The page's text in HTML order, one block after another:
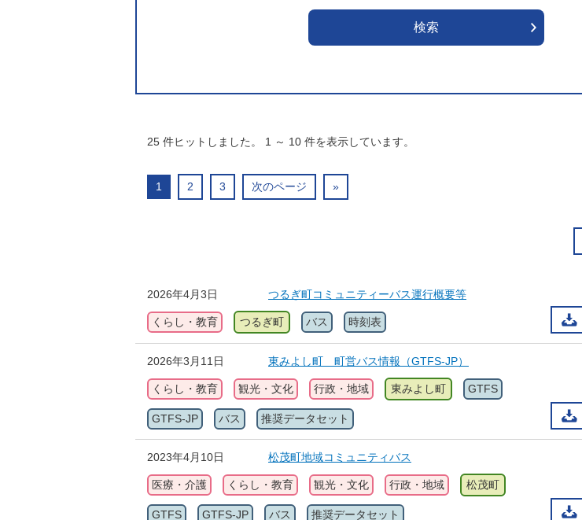
25 件ヒットしました。 1 ～ 10 件を表示しています。
1 2 3 次のページ »
2026年4月3日
つるぎ町コミュニティーバス運行概要等
くらし・教育 つるぎ町 バス 時刻表
2026年3月11日 東みよし町 町営バス情報（GTFS-JP）
くらし・教育 観光・文化 行政・地域 東みよし町 GTFS
GTFS-JP バス 推奨データセット
2023年4月10日 松茂町地域コミュニティバス
医療・介護 くらし・教育 観光・文化 行政・地域 松茂町
GTFS GTFS-JP バス 推奨データセット